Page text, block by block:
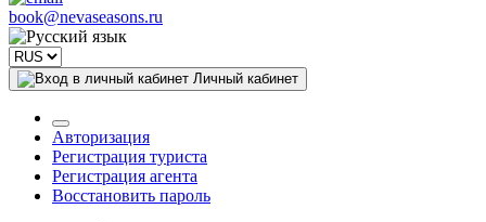
book@nevaseasons.ru
Личный кабинет
Авторизация
Регистрация туриста
Регистрация агента
Восстановить пароль